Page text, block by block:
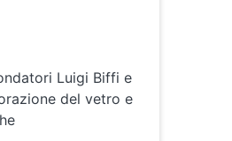
Luigi Biffi e
del vetro e